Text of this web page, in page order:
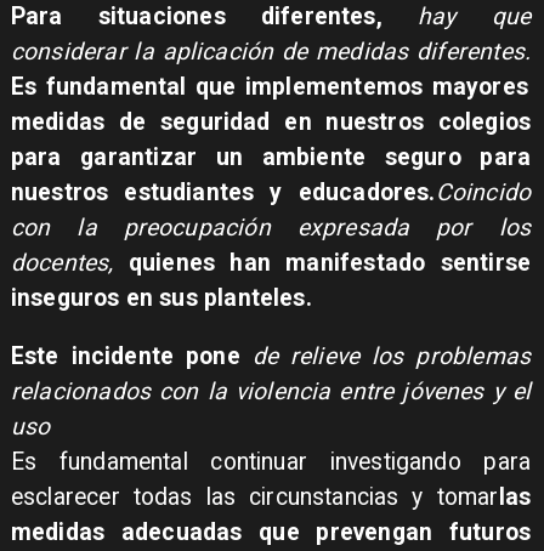
Para situaciones diferentes, hay que
considerar la aplicación de medidas diferentes.
Es fundamental que implementemos mayores
medidas de seguridad en nuestros colegios
para garantizar un ambiente seguro para
nuestros estudiantes y educadores.Coincido
con la preocupación expresada por los
docentes, quienes han manifestado sentirse
inseguros en sus planteles.
Este incidente pone de relieve los problemas
relacionados con la violencia entre jóvenes y el
uso
Es fundamental continuar investigando para
esclarecer todas las circunstancias y tomar las
medidas adecuadas que prevengan futuros